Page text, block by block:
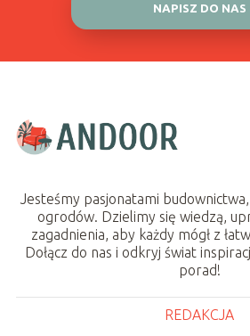
NAPISZ DO NAS
Jesteśmy pasjonatami
ogrodów. Dzielimy się wiedzą,
zagadnienia, aby każdy mógł z
Dołącz do nas i odkryj świat
porad!
REDAKCJA